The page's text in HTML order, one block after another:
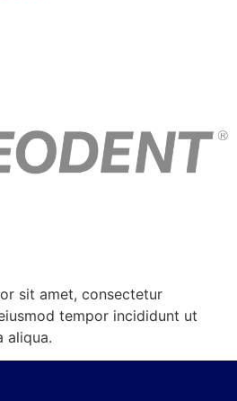
sit amet, consectetur
tempor incididunt ut
aliqua.